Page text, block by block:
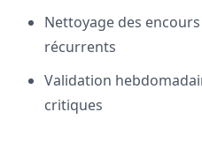
Nettoyage des
récurrents
Validation
critiques